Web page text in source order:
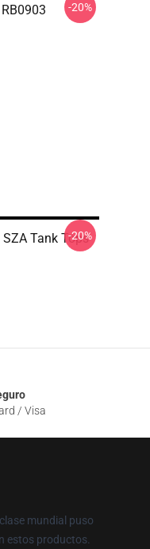
-20%
Tank Tops
-20%
/ Visa
mundial puso
estos productos.